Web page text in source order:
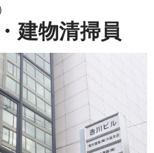
建物清掃員